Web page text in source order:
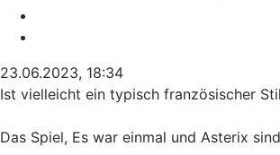
23.06.2023, 18:34
Ist vielleicht ein typisch französischer
Das Spiel, Es war einmal und Asterix